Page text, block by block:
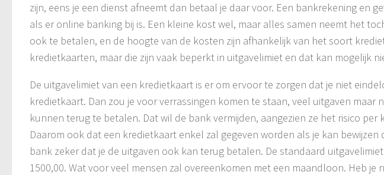
zijn, eens je een dienst afneemt dan betaal je daar voor. Een bankrekening en
als er online banking bij is. Een kleine kost wel, maar alles samen neemt het
ook te betalen, en de hoogte van de kosten zijn afhankelijk van het soort
kredietkaarten, maar die zijn vaak beperkt in uitgavelimiet en dat kan mogelijk
De uitgavelimiet van een kredietkaart is er om ervoor te zorgen dat je niet
kredietkaart. Dan zou je voor verrassingen komen te staan, veel uitgaven
kunnen terug te betalen. Dat wil de bank vermijden, aangezien ze het risico
Daarom ook dat een kredietkaart enkel zal gegeven worden als je kan
bank zeker dat je de uitgaven ook kan terug betalen. De standaard
1500,00. Wat voor veel mensen zal overeenkomen met een maandloon. Heb je